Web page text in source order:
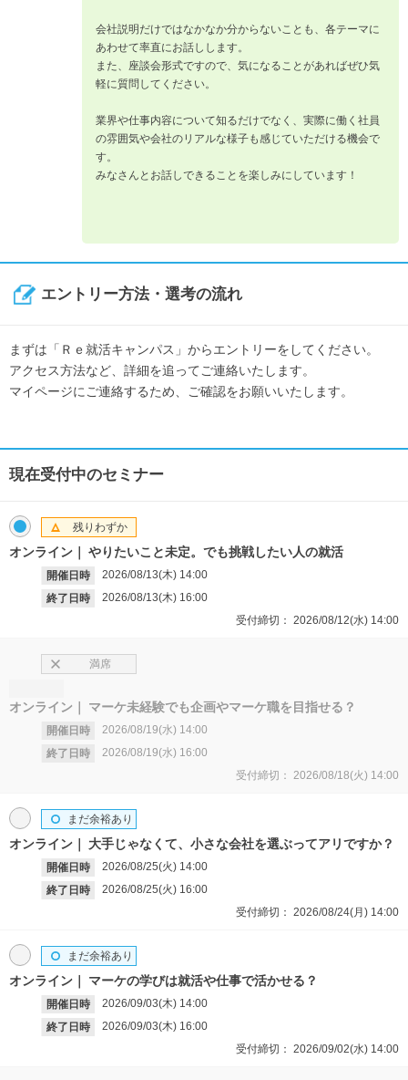
会社説明だけではなかなか分からないことも、各テーマに
あわせて率直にお話しします。
また、座談会形式ですので、気になることがあればぜひ気
軽に質問してください。
業界や仕事内容について知るだけでなく、実際に働く社員
の雰囲気や会社のリアルな様子も感じていただける機会で
す。
みなさんとお話しできることを楽しみにしています！
エントリー方法・選考の流れ
まずは「Ｒｅ就活キャンパス」からエントリーをしてください。
アクセス方法など、詳細を追ってご連絡いたします。
マイページにご連絡するため、ご確認をお願いいたします。
現在受付中のセミナー
オンライン やりたいこと未定。でも挑戦したい人の就活
開催日時 2026/08/13(木) 14:00
終了日時
2026/08/13(木) 16:00
残りわずか
受付締切： 2026/08/12(水) 14:00
オンライン マーケ未経験でも企画やマーケ職を目指せる？
開催日時 2026/08/19(水) 14:00
終了日時
2026/08/19(水) 16:00
満席
受付締切： 2026/08/18(火) 14:00
オンライン 大手じゃなくて、小さな会社を選ぶってアリですか？
開催日時 2026/08/25(火) 14:00
終了日時
2026/08/25(火) 16:00
まだ余裕あり
受付締切： 2026/08/24(月) 14:00
オンライン マーケの学びは就活や仕事で活かせる？
開催日時 2026/09/03(木) 14:00
終了日時
2026/09/03(木) 16:00
まだ余裕あり
受付締切： 2026/09/02(水) 14:00